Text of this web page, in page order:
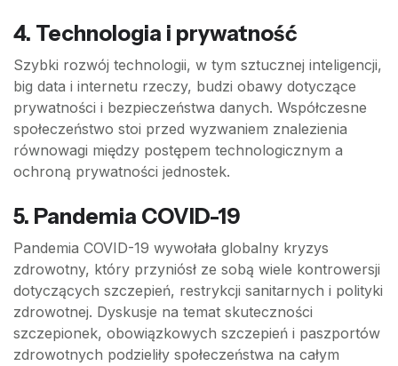
4. Technologia i prywatność
Szybki rozwój technologii, w tym sztucznej inteligencji,
big data i internetu rzeczy, budzi obawy dotyczące
prywatności i bezpieczeństwa danych. Współczesne
społeczeństwo stoi przed wyzwaniem znalezienia
równowagi między postępem technologicznym a
ochroną prywatności jednostek.
5. Pandemia COVID-19
Pandemia COVID-19 wywołała globalny kryzys
zdrowotny, który przyniósł ze sobą wiele kontrowersji
dotyczących szczepień, restrykcji sanitarnych i polityki
zdrowotnej. Dyskusje na temat skuteczności
szczepionek, obowiązkowych szczepień i paszportów
zdrowotnych podzieliły społeczeństwa na całym